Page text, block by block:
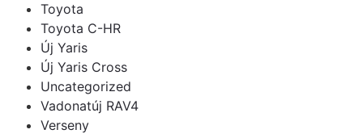
Toyota
Toyota C-HR
Új Yaris
Új Yaris Cross
Uncategorized
Vadonatúj RAV4
Verseny